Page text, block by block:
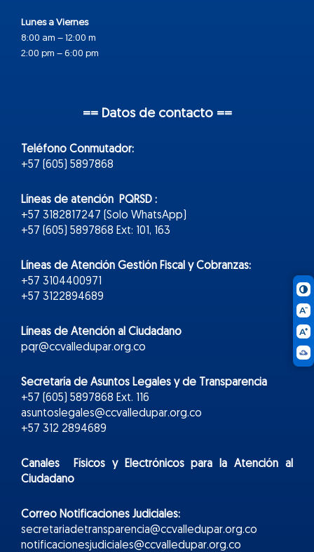
Lunes a Viernes
8:00 am – 12:00 m
2:00 pm – 6:00 pm
== Datos de contacto ==
Teléfono Conmutador:
+57 (605) 5897868
Líneas de atención PQRSD :
+57 3182817247 (Solo WhatsApp)
+57 (605) 5897868 Ext: 101, 163
Líneas de Atención Gestión Fiscal y Cobranzas:
+57 3104400971
+57 3122894689
Líneas de Atención al Ciudadano
pqr@ccvalledupar.org.co
Secretaría de Asuntos Legales y de Transparencia
+57 (605) 5897868 Ext. 116
asuntoslegales@ccvalledupar.org.co
+57 312 2894689
Canales Físicos yElectrónicospara la Atención al
Ciudadano
Correo Notificaciones Judiciales:
secretariadetransparencia@ccvalledupar.org.co
notificacionesjudiciales@ccvalledupar.org.co